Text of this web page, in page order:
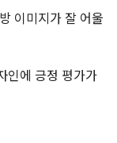
이미지가 잘 어울
인에 긍정 평가가